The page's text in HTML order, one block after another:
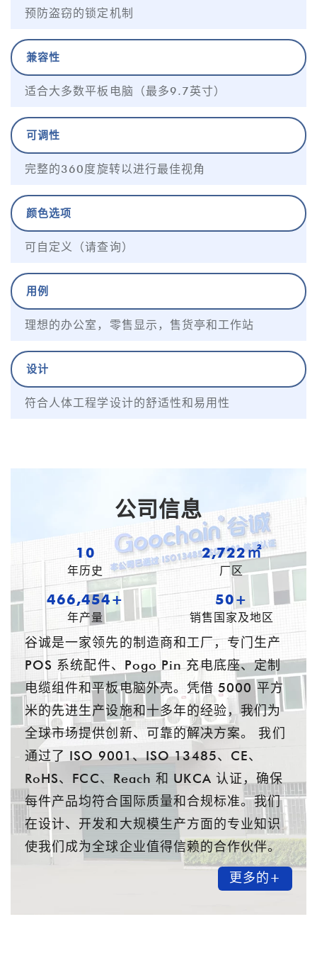
预防盗窃的锁定机制
兼容性
适合大多数平板电脑（最多9.7英寸）
可调性
完整的360度旋转以进行最佳视角
颜色选项
可自定义（请查询）
用例
理想的办公室，零售显示，售货亭和工作站
设计
符合人体工程学设计的舒适性和易用性
公司信息
10
年历史
3,593㎡
厂区
615,719+
年产量
54+
销售国家及地区
谷诚是一家领先的制造商和工厂，专门生产
POS 系统配件、Pogo Pin 充电底座、定制
电缆组件和平板电脑外壳。凭借 5000 平方
米的先进生产设施和十多年的经验，我们为
全球市场提供创新、可靠的解决方案。 我们
通过了 ISO 9001、ISO 13485、CE、
RoHS、FCC、Reach 和 UKCA 认证，确保
每件产品均符合国际质量和合规标准。我们
在设计、开发和大规模生产方面的专业知识
使我们成为全球企业值得信赖的合作伙伴。
更多的+